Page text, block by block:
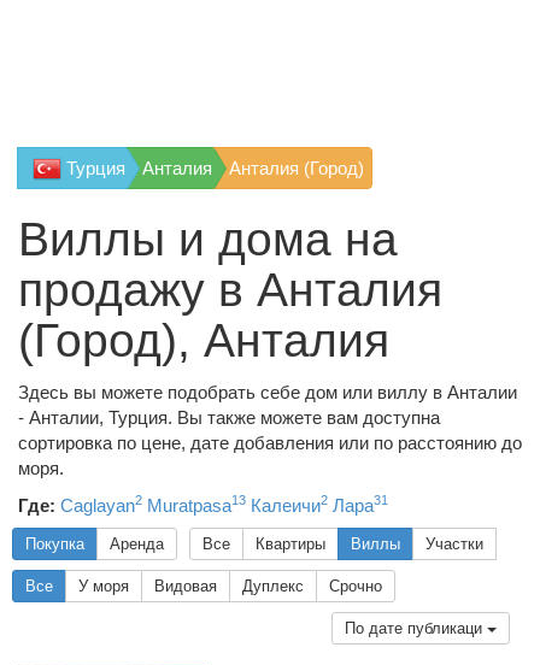
Турция Анталия Анталия (Город)
Виллы и дома на
продажу в Анталия
(Город), Анталия
Здесь вы можете подобрать себе дом или виллу в Анталии
- Анталии, Турция. Вы также можете вам доступна
сортировка по цене, дате добавления или по расстоянию до
моря.
Где: Caglayan2 Muratpasa13 Калеичи2 Лара31
Покупка Аренда Все Квартиры Виллы Участки
Все У моря Видовая Дуплекс Срочно
По дате публикаци